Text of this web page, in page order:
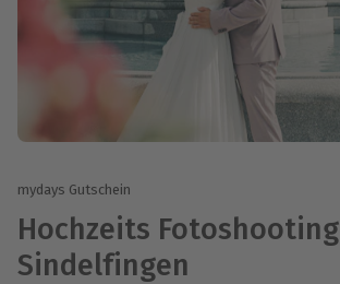
mydays Gutschein
Hochzeits Fotoshooting
Sindelfingen